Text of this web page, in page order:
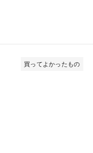
買ってよかったもの